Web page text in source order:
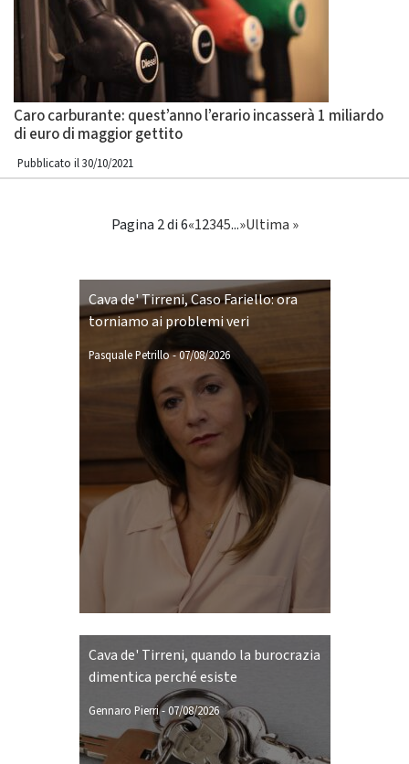
Caro carburante: quest’anno l’erario incasserà 1 miliardo
di euro di maggior gettito
Pubblicato il 30/10/2021
Pagina 2 di 6«12345...»Ultima »
Cava de' Tirreni, Caso Fariello: ora
torniamo ai problemi veri
Pasquale Petrillo-07/08/2026
Cava de' Tirreni, quando la burocrazia
dimentica perché esiste
Gennaro Pierri- 07/08/2026